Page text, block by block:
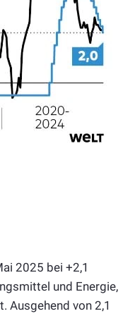
2025 bei +2,1
und Energie,
Ausgehend von 2,1